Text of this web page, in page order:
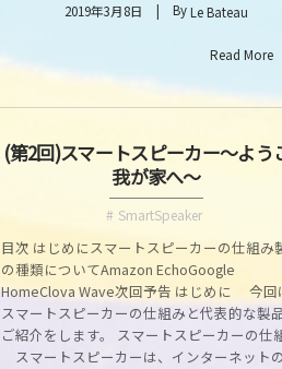
2019年3月8日 ByLe Bateau
Read More
(第2回)スマートスピーカー～よう
我が家へ～
SmartSpeaker
目次 はじめにスマートスピーカーの仕組み
の種類についてAmazon EchoGoogle
HomeClova Wave次回予告 はじめに 今回
スマートスピーカーの仕組みと代表的な製
ご紹介をします。 スマートスピーカーの仕
スマートスピーカーは、インターネット